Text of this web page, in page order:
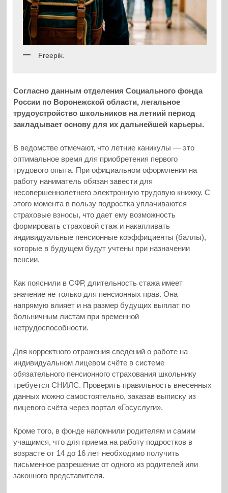
Freepik.
Согласно данным отделения Социального фонда
России по Воронежской области, легальное
трудоустройство школьников на летний период
закладывает основу для их дальнейшей карьеры.
В ведомстве отмечают, что летние каникулы — это
оптимальное время для приобретения первого
трудового опыта. При официальном оформлении на
работу наниматель обязан завести для
несовершеннолетнего электронную трудовую книжку. С
этого момента в пользу подростка уплачиваются
страховые взносы, что дает ему возможность
формировать страховой стаж и накапливать
индивидуальные пенсионные коэффициенты (баллы),
которые в будущем будут учтены при назначении
пенсии.
Как пояснили в СФР, длительность стажа имеет
значение не только для пенсионных прав. Она
напрямую влияет и на размер будущих выплат по
больничным листам при временной
нетрудоспособности.
Для корректного отражения сведений о работе на
индивидуальном лицевом счёте в системе
обязательного пенсионного страхования школьнику
требуется СНИЛС. Проверить правильность внесенных
данных можно самостоятельно, заказав выписку из
лицевого счёта через портал «Госуслуги».
Кроме того, в фонде напомнили родителям и самим
учащимся, что для приема на работу подростков в
возрасте от 14 до 16 лет необходимо получить
письменное разрешение от одного из родителей или
законного представителя.